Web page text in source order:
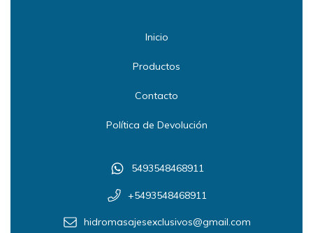
Inicio
Productos
Contacto
Política de Devolución
5493548468911
+5493548468911
hidromasajesexclusivos@gmail.com